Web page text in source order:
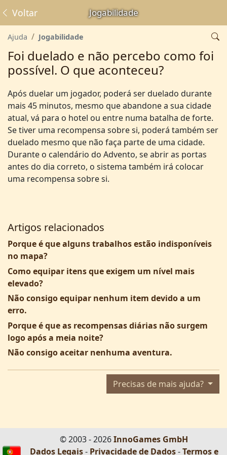
Jogabilidade
Voltar
Ajuda Jogabilidade
Foi duelado e não percebo como foi
possível. O que aconteceu?
Após duelar um jogador, poderá ser duelado durante
mais 45 minutos, mesmo que abandone a sua cidade
atual, vá para o hotel ou entre numa batalha de forte.
Se tiver uma recompensa sobre si, poderá também ser
duelado mesmo que não faça parte de uma cidade.
Durante o calendário do Advento, se abrir as portas
antes do dia correto, o sistema também irá colocar
uma recompensa sobre si.
Artigos relacionados
Porque é que alguns trabalhos estão indisponíveis
no mapa?
Como equipar itens que exigem um nível mais
elevado?
Não consigo equipar nenhum item devido a um
erro.
Porque é que as recompensas diárias não surgem
logo após a meia noite?
Não consigo aceitar nenhuma aventura.
Precisas de mais ajuda?
© 2003 - 2026InnoGames GmbH
Dados Legais- Privacidade de Dados-Termos e